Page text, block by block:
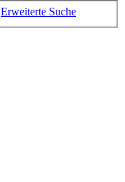
Erweiterte Suche